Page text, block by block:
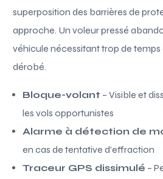
superposition des barrières de
approche. Un voleur pressé
véhicule nécessitant trop de temps
dérobé.
Bloque-volant – Visible et
les vols opportunistes
Alarme à détection de
en cas de tentative d’effraction
Traceur GPS dissimulé –